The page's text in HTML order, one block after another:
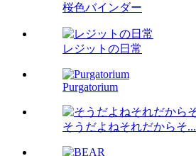
桜色バインダー
レジットの日常
Purgatorium
そうだよねそれだからそ...